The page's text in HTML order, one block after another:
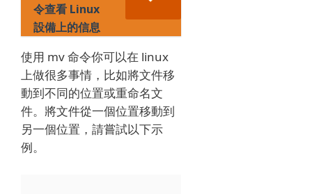
令查看 Linux
設備上的信息
使用 mv 命令你可以在 linux
上做很多事情，比如將文件移
動到不同的位置或重命名文
件。 將文件從一個位置移動到
另一個位置，請嘗試以下示
例。